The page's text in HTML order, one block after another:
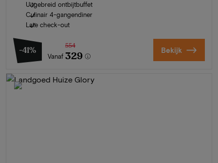
Uitgebreid ontbijtbuffet
Culinair 4-gangendiner
Late check-out
-41%
Vanaf
554
329 Bekijk